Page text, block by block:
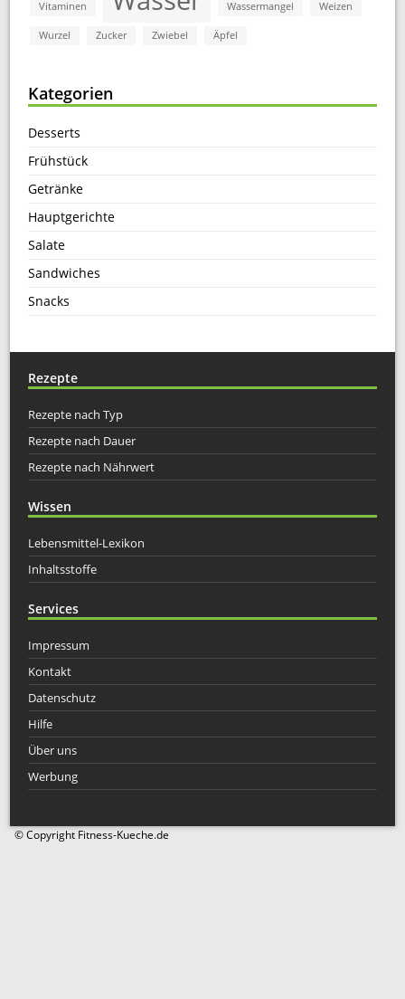
Vitaminen Wassermangel Weizen
Wurzel Zucker Zwiebel Äpfel
Kategorien
Desserts
Frühstück
Getränke
Hauptgerichte
Salate
Sandwiches
Snacks
Rezepte
Rezepte nach Typ
Rezepte nach Dauer
Rezepte nach Nährwert
Wissen
Lebensmittel-Lexikon
Inhaltsstoffe
Services
Impressum
Kontakt
Datenschutz
Hilfe
Über uns
Werbung
© Copyright Fitness-Kueche.de